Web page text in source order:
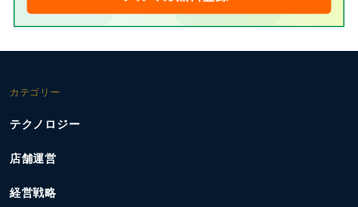
カテゴリー
テクノロジー
店舗運営
経営戦略